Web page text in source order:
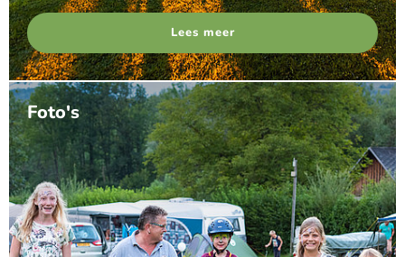
Lees meer
Foto's